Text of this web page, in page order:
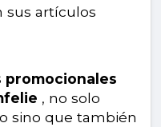
sus artículos
promocionales
, no solo
sino que también